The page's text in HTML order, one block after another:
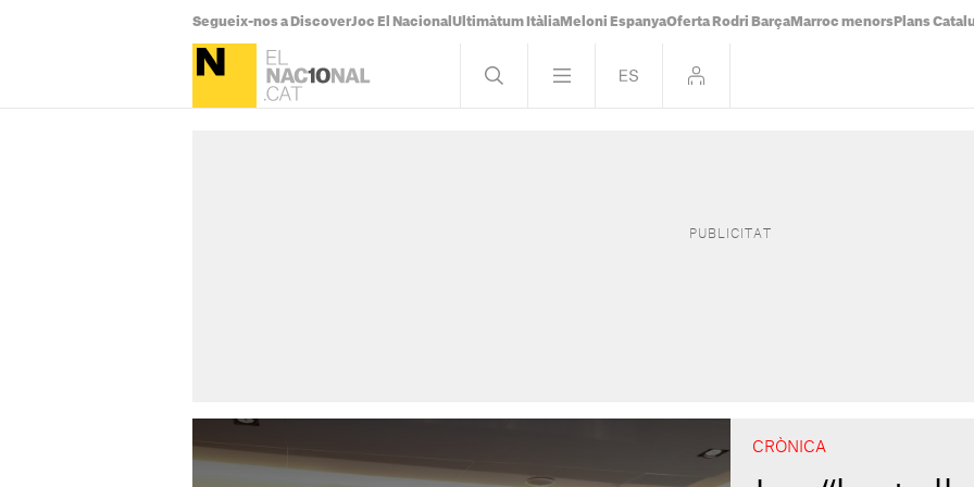
Segueix-nos a DiscoverJoc El Nacional Ultimàtum Itàlia Meloni EspanyaOferta Rodri Barça Marroc menors Plans
CRÒNICA